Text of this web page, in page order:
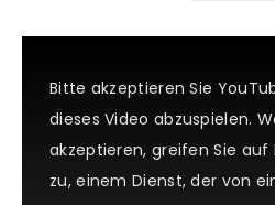
Bitte akzeptieren Sie
dieses Video abzuspielen.
akzeptieren, greifen Sie
zu, einem Dienst, der von